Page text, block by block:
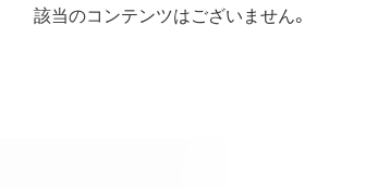
該当のコンテンツはございません。